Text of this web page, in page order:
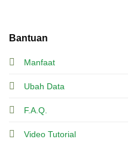
Bantuan
Manfaat
Ubah Data
F.A.Q.
Video Tutorial